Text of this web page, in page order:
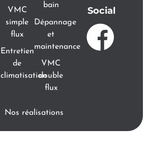
VMC
simple
flux
Entretien
de
climatisation
bain
Dépannage
et
maintenance
VMC
double
flux
Nos réalisations
Social